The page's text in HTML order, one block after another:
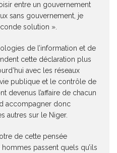
entre un gouvernement
sans gouvernement, je
solution ».
de l’information et de
cette déclaration plus
avec les réseaux
publique et le contrôle de
devenus l’affaire de chacun
accompagner donc
autres sur le Niger.
de cette pensée
passent quels qu’ils